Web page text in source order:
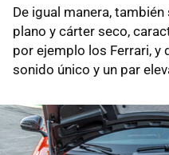
De igual manera,
plano y cárter seco,
por ejemplo los Ferrari, y
sonido único y un par